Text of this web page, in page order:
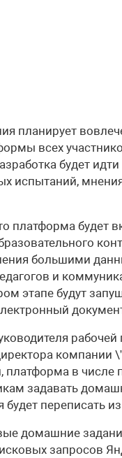
планирует
всех
будет
испытаний,
платформа будет
большими
и
этапе будут
рабочей
компании
платформа в числе
задавать
будет переписать
домашние
запросов